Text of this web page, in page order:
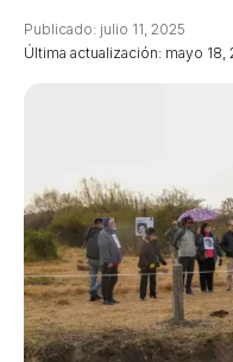
Última actualización: mayo 18,
Publicado: julio 11, 2025